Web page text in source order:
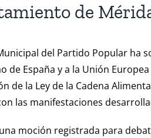
de
del Partido Popular ha
de España y a la Unión
de la Ley de la Cadena
las manifestaciones
moción registrada para